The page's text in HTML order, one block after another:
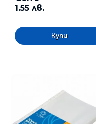
1.55 лв.